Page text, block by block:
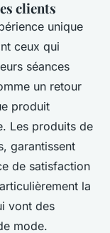
clients
unique
ceux qui
séances
un retour
produit
Les produits de
garantissent
de satisfaction
la
vont des
mode.